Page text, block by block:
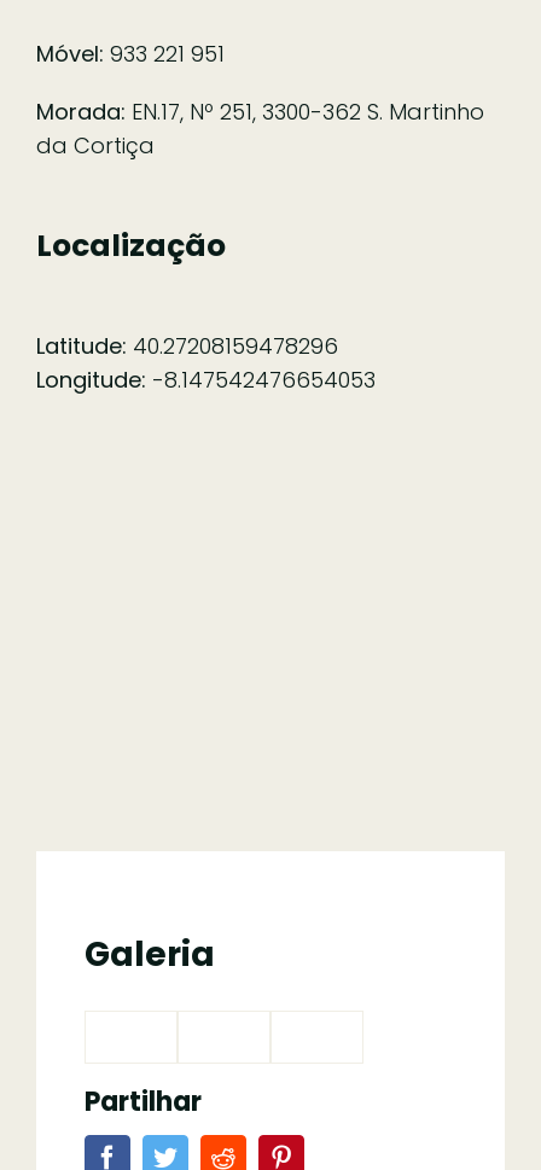
Móvel: 933 221 951
Morada: EN.17, Nº 251, 3300-362 S. Martinho
da Cortiça
Localização
Latitude: 40.27208159478296
Longitude: -8.147542476654053
Galeria
Partilhar